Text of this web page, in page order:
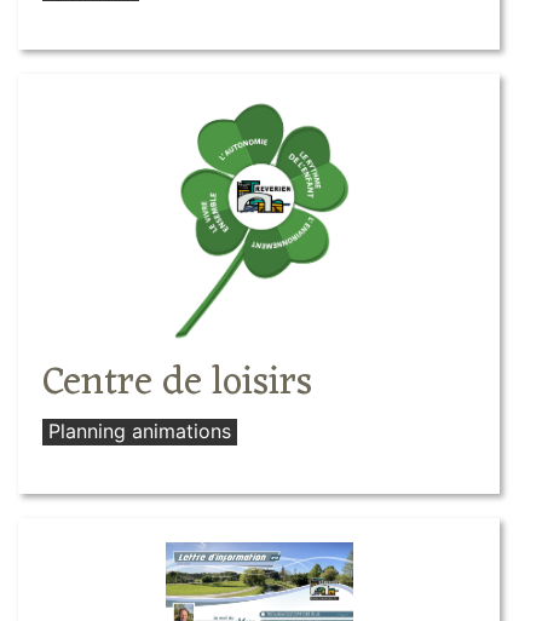
Centre de loisirs
Planning animations